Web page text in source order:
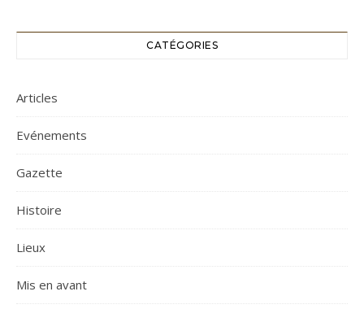
CATÉGORIES
Articles
Evénements
Gazette
Histoire
Lieux
Mis en avant